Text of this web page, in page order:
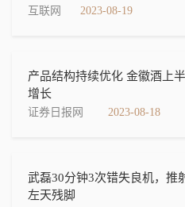
互联网 2023-08-19
产品结构持续优化 金徽酒上
增长
证券日报网 2023-08-18
武磊30分钟3次错失良机，推
左天残脚